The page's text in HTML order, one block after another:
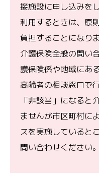
接施設に申し込みを
利用するときは、原
負担することになりま
介護保険全般の問い
護保険係や地域にあ
高齢者の相談窓ロで
「非該当」になると
ませんが市区町村に
スを実施していると
問い合わせください。